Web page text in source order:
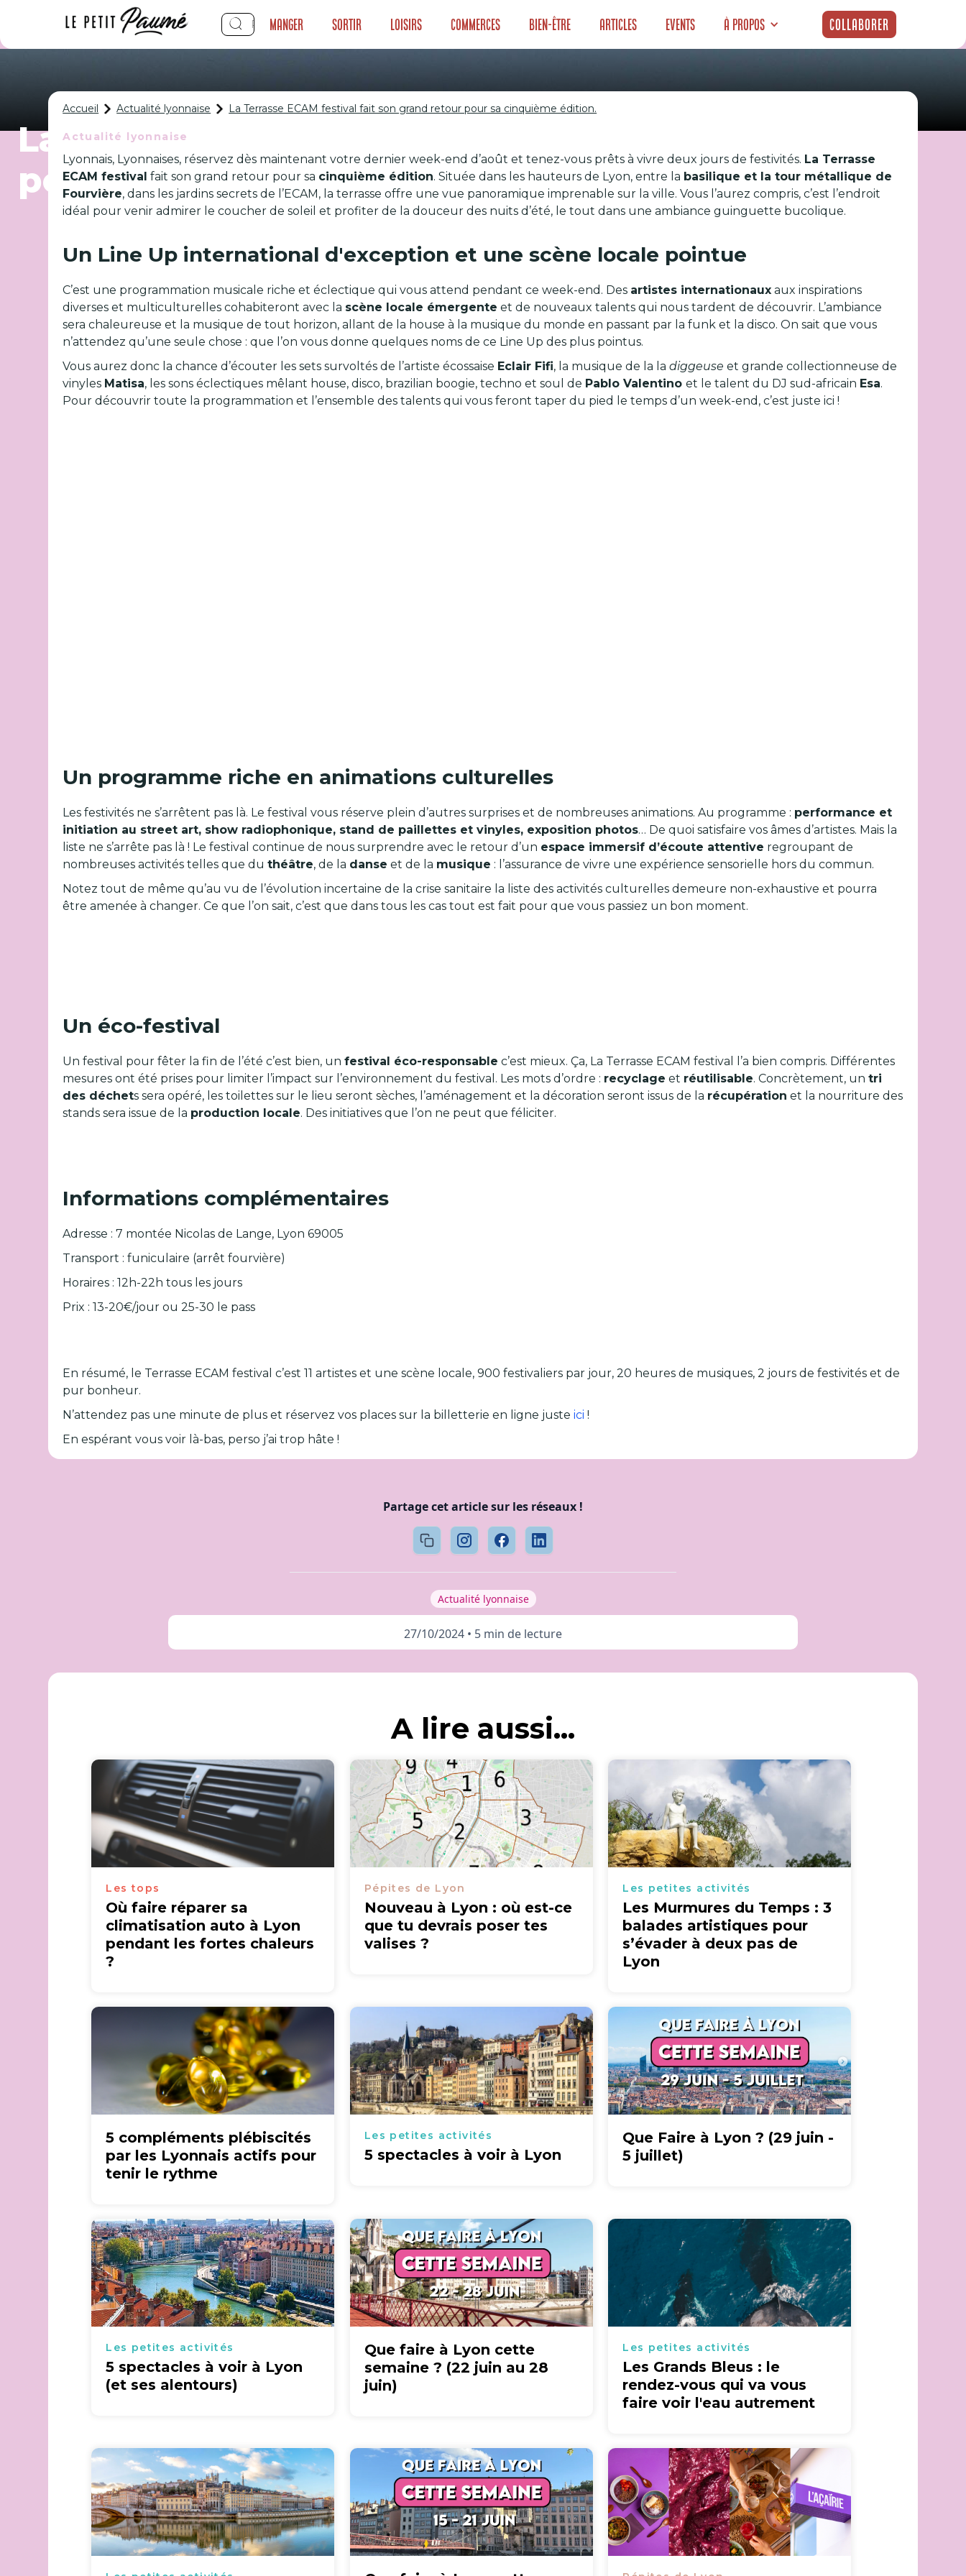
Manger Sortir Loisirs Commerces Bien-être Articles Events À propos Collaborer
La Terrasse ECAM festival fait son grand retour
pour sa cinquième édition.
Accueil Actualité lyonnaise La Terrasse ECAM festival fait son grand retour pour sa cinquième édition.
Actualité lyonnaise
Lyonnais, Lyonnaises, réservez dès maintenant votre dernier week-end d’août et tenez-vous prêts à vivre deux jours de festivités. La Terrasse
ECAM festival fait son grand retour pour sa cinquième édition. Située dans les hauteurs de Lyon, entre la basilique et la tour métallique de
Fourvière, dans les jardins secrets de l’ECAM, la terrasse offre une vue panoramique imprenable sur la ville. Vous l’aurez compris, c’est l’endroit
idéal pour venir admirer le coucher de soleil et profiter de la douceur des nuits d’été, le tout dans une ambiance guinguette bucolique.
Un Line Up international d'exception et une scène locale pointue
C’est une programmation musicale riche et éclectique qui vous attend pendant ce week-end. Des artistes internationaux aux inspirations
diverses et multiculturelles cohabiteront avec la scène locale émergente et de nouveaux talents qui nous tardent de découvrir. L’ambiance
sera chaleureuse et la musique de tout horizon, allant de la house à la musique du monde en passant par la funk et la disco. On sait que vous
n’attendez qu’une seule chose : que l’on vous donne quelques noms de ce Line Up des plus pointus.
Vous aurez donc la chance d’écouter les sets survoltés de l’artiste écossaise Eclair Fifi, la musique de la ladiggeuse et grande collectionneuse de
vinyles Matisa, les sons éclectiques mêlant house, disco, brazilian boogie, techno et soul de Pablo Valentinoet le talent du DJ sud-africain Esa.
Pour découvrir toute la programmation et l’ensemble des talents qui vous feront taper du pied le temps d’un week-end, c’est juste ici !
Un programme riche en animations culturelles
Les festivités ne s’arrêtent pas là. Le festival vous réserve plein d’autres surprises et de nombreuses animations. Au programme : performance et
initiation au street art, show radiophonique, stand de paillettes et vinyles, exposition photos… De quoi satisfaire vos âmes d’artistes. Mais la
liste ne s’arrête pas là ! Le festival continue de nous surprendre avec le retour d’un espace immersif d’écoute attentive regroupant de
nombreuses activités telles que duthéâtre, de la danse et de la musique : l’assurance de vivre une expérience sensorielle hors du commun.
Notez tout de même qu’au vu de l’évolution incertaine de la crise sanitaire la liste des activités culturelles demeure non-exhaustive et pourra
être amenée à changer. Ce que l’on sait, c’est que dans tous les cas tout est fait pour que vous passiez un bon moment.
Un éco-festival
Un festival pour fêter la fin de l’été c’est bien, unfestival éco-responsable c’est mieux. Ça, La Terrasse ECAM festival l’a bien compris. Différentes
mesures ont été prises pour limiter l’impact sur l’environnement du festival. Les mots d’ordre : recyclage et réutilisable. Concrètement, untri
des déchets sera opéré, les toilettes sur le lieu seront sèches, l’aménagement et la décoration seront issus de la récupération et la nourriture des
stands sera issue de la production locale. Des initiatives que l’on ne peut que féliciter.
Informations complémentaires
Adresse : 7 montée Nicolas de Lange, Lyon 69005
Transport : funiculaire (arrêt fourvière)
Horaires : 12h-22h tous les jours
Prix : 13-20€/jour ou 25-30 le pass
En résumé, le Terrasse ECAM festival c’est 11 artistes et une scène locale, 900 festivaliers par jour, 20 heures de musiques, 2 jours de festivités et de
pur bonheur.
N’attendez pas une minute de plus et réservez vos places sur la billetterie en ligne justeici !
En espérant vous voir là-bas, perso j’ai trop hâte !
Partage cet article sur les réseaux !
Actualité lyonnaise
27/10/2024 • 5 min de lecture
A lire aussi...
Les tops
Où faire réparer sa
climatisation auto à Lyon
pendant les fortes chaleurs
?
Pépites de Lyon
Nouveau à Lyon : où est-ce
que tu devrais poser tes
valises ?
Les petites activités
Les Murmures du Temps : 3
balades artistiques pour
s’évader à deux pas de
Lyon
5 compléments plébiscités
par les Lyonnais actifs pour
tenir le rythme
Les petites activités
5 spectacles à voir à Lyon
Que Faire à Lyon ? (29 juin -
5 juillet)
Les petites activités
5 spectacles à voir à Lyon
(et ses alentours)
Que faire à Lyon cette
semaine ? (22 juin au 28
juin)
Les petites activités
Les Grands Bleus : le
rendez-vous qui va vous
faire voir l'eau autrement